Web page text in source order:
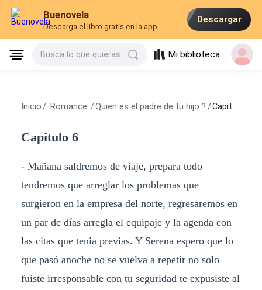
Buenovela
Descarga el libro gratis en la app
Descargar
Busca lo que quieras Mi biblioteca
Inicio / Romance /Quien es el padre de tu hijo ? /Capitulo 6
Capitulo 6
- Mañana saldremos de viaje, prepara todo
tendremos que arreglar los problemas que
surgieron en la empresa del norte, regresaremos en
un par de días arregla el equipaje y la agenda con
las citas que tenia previas. Y Serena espero que lo
que pasó anoche no se vuelva a repetir no solo
fuiste irresponsable con tu seguridad te expusiste al